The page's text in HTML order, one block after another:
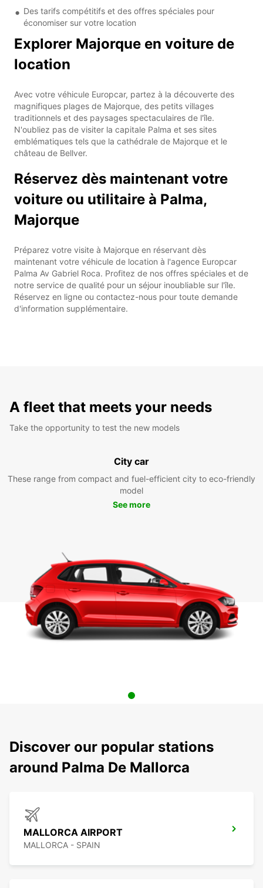
Des tarifs compétitifs et des offres spéciales pour
économiser sur votre location
Explorer Majorque en voiture de
location
Avec votre véhicule Europcar, partez à la découverte des
magnifiques plages de Majorque, des petits villages
traditionnels et des paysages spectaculaires de l'île.
N'oubliez pas de visiter la capitale Palma et ses sites
emblématiques tels que la cathédrale de Majorque et le
château de Bellver.
Réservez dès maintenant votre
voiture ou utilitaire à Palma,
Majorque
Préparez votre visite à Majorque en réservant dès
maintenant votre véhicule de location à l'agence Europcar
Palma Av Gabriel Roca. Profitez de nos offres spéciales et de
notre service de qualité pour un séjour inoubliable sur l'île.
Réservez en ligne ou contactez-nous pour toute demande
d'information supplémentaire.
A fleet that meets your needs
Take the opportunity to test the new models
City car
These range from compact and fuel-efficient city to eco-friendly
model
See more
Discover our popular stations
around Palma De Mallorca
MALLORCA AIRPORT
MALLORCA - SPAIN